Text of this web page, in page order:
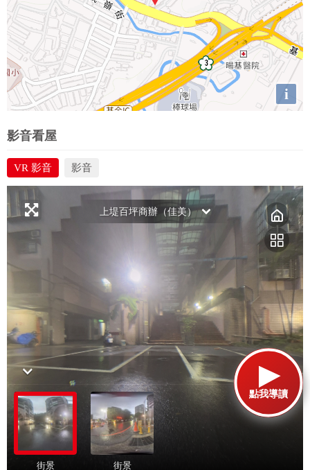
點我導讀
i
影音看屋
VR 影音 影音